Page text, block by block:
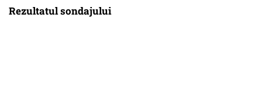
Rezultatul sondajului